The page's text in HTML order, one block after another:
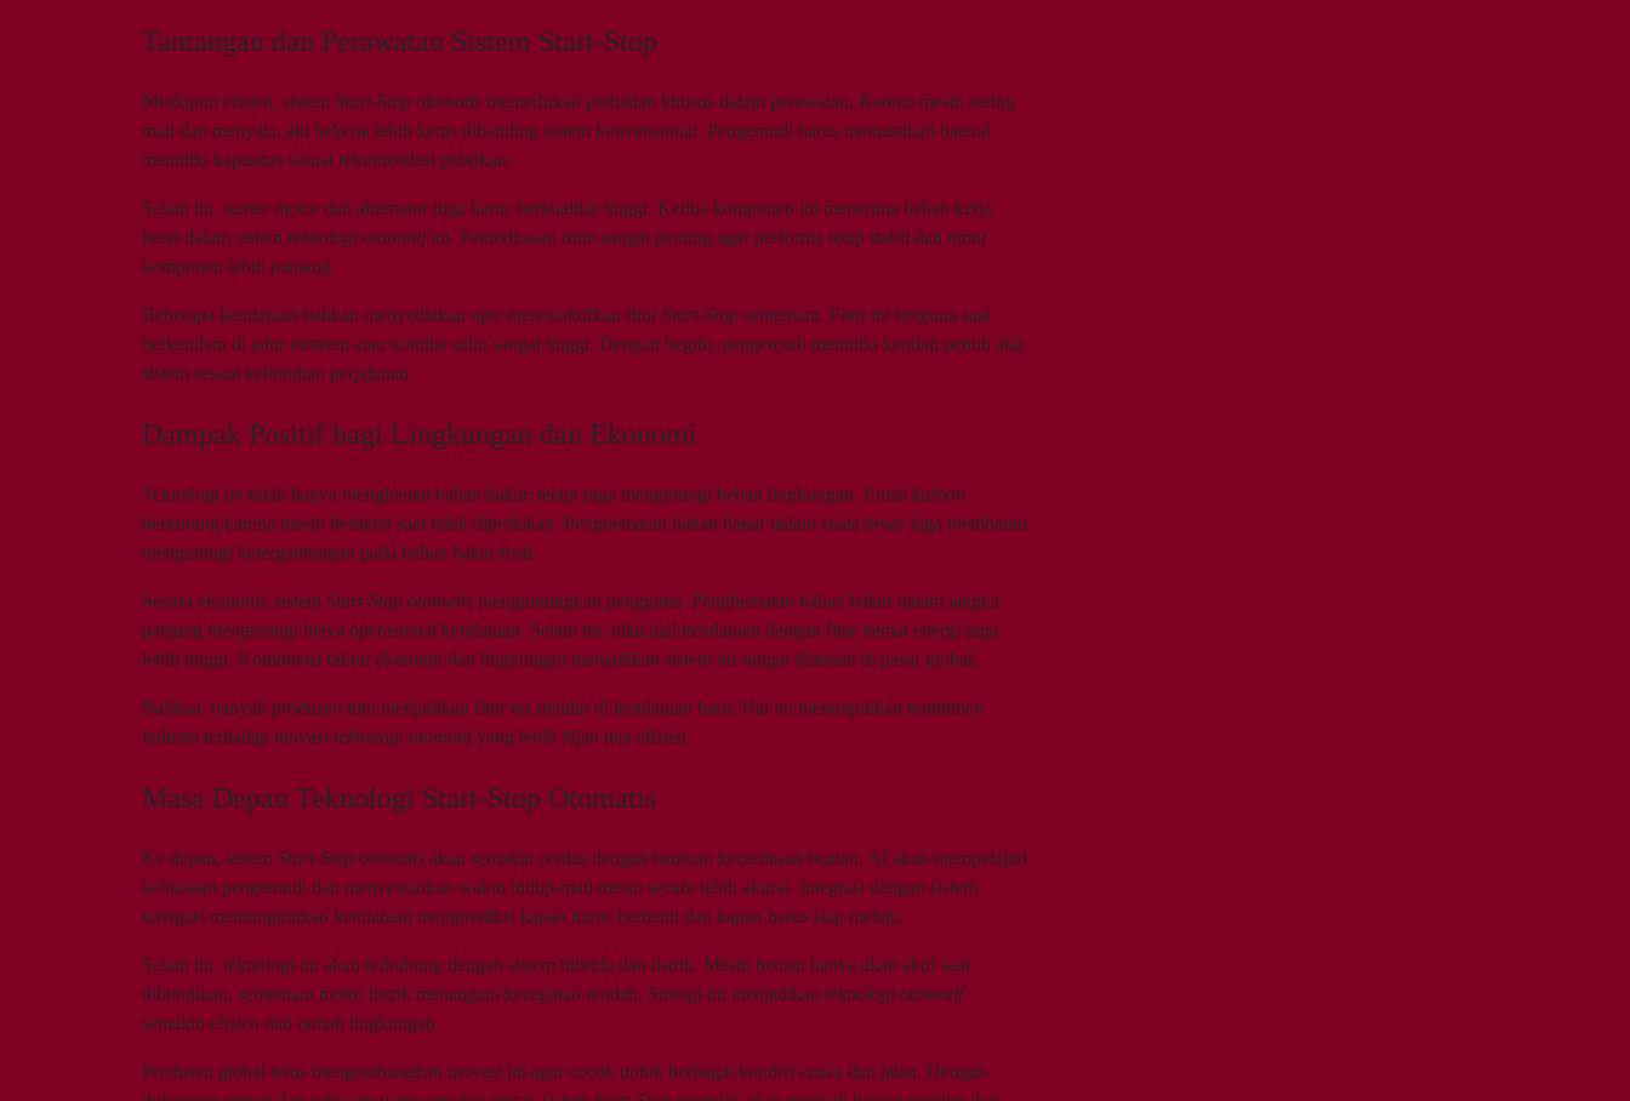
Tantangan dan Perawatan Sistem Start-Stop
Meskipun efisien, sistem Start-Stop otomatis memerlukan perhatian khusus dalam perawatan. Karena mesin sering
mati dan menyala, aki bekerja lebih keras dibanding sistem konvensional. Pengemudi harus memastikan baterai
memiliki kapasitas sesuai rekomendasi pabrikan.
Selain itu, starter motor dan alternator juga harus berkualitas tinggi. Kedua komponen ini menerima beban kerja
berat dalam sistem teknologi otomotifini. Pemeriksaan rutin sangat penting agar performa tetap stabil dan umur
komponen lebih panjang.
Beberapa kendaraan bahkan menyediakan opsi menonaktifkan fitur Start-Stop sementara. Fitur ini berguna saat
berkendara di jalur ekstrem atau kondisi suhu sangat tinggi. Dengan begitu, pengemudi memiliki kendali penuh atas
sistem sesuai kebutuhan perjalanan.
Dampak Positif bagi Lingkungan dan Ekonomi
Teknologi ini tidak hanya menghemat bahan bakar, tetapi juga mengurangi beban lingkungan. Emisi karbon
berkurang karena mesin berhenti saat tidak diperlukan. Penghematan bahan bakar dalam skala besar juga membantu
mengurangi ketergantungan pada bahan bakar fosil.
Secara ekonomi, sistem Start-Stop otomatis menguntungkan pengguna. Penghematan bahan bakar dalam jangka
panjang mengurangi biaya operasional kendaraan. Selain itu, nilai jual kendaraan dengan fitur hemat energi juga
lebih tinggi. Kombinasi faktor ekonomi dan lingkungan menjadikan sistem ini sangat diminati di pasar global.
Bahkan, banyak produsen kini menjadikan fitur ini standar di kendaraan baru. Hal ini menunjukkan komitmen
industri terhadap inovasi teknologi otomotifyang lebih hijau dan efisien.
Masa Depan Teknologi Start-Stop Otomatis
Ke depan, sistem Start-Stop otomatis akan semakin cerdas dengan bantuan kecerdasan buatan. AI akan mempelajari
kebiasaan pengemudi dan menyesuaikan waktu hidup-mati mesin secara lebih akurat. Integrasi dengan sistem
navigasi memungkinkan kendaraan memprediksi kapan harus berhenti dan kapan harus siap melaju.
Selain itu, teknologi ini akan terhubung dengan sistem hibrida dan listrik. Mesin bensin hanya akan aktif saat
dibutuhkan, sementara motor listrik menangani kecepatan rendah. Sinergi ini menjadikan teknologi otomotif
semakin efisien dan ramah lingkungan.
Produsen global terus mengembangkan inovasi ini agar cocok untuk berbagai kondisi cuaca dan jalan. Dengan